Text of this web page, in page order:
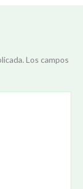
Los campos